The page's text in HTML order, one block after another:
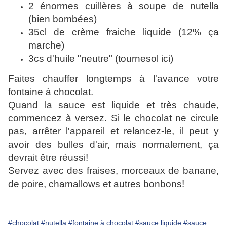
2 énormes cuillères à soupe de nutella
(bien bombées)
35cl de crème fraiche liquide (12% ça
marche)
3cs d'huile "neutre" (tournesol ici)
Faites chauffer longtemps à l'avance votre
fontaine à chocolat.
Quand la sauce est liquide et très chaude,
commencez à versez. Si le chocolat ne circule
pas, arrêter l'appareil et relancez-le, il peut y
avoir des bulles d'air, mais normalement, ça
devrait être réussi!
Servez avec des fraises, morceaux de banane,
de poire, chamallows et autres bonbons!
#chocolat #nutella #fontaine à chocolat #sauce liquide #sauce